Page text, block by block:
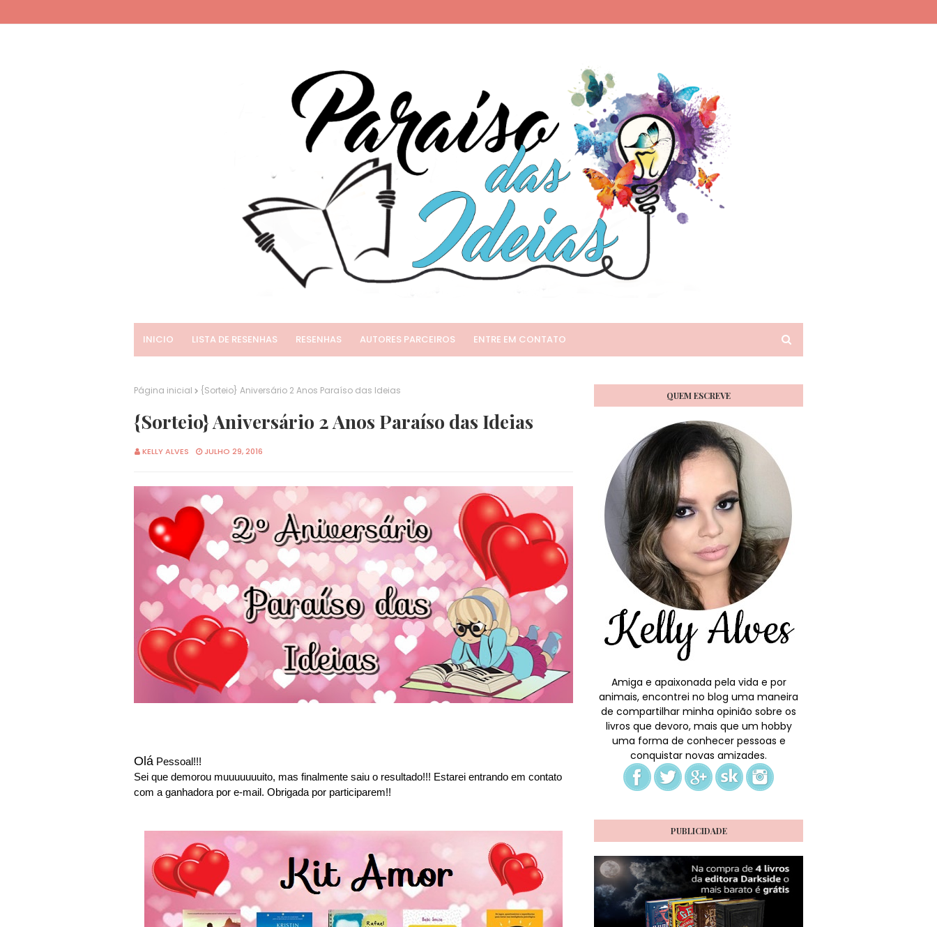
INICIO LISTA DE RESENHAS RESENHAS AUTORES PARCEIROS ENTRE EM CONTATO
Página inicial {Sorteio} Aniversário 2 Anos Paraíso das Ideias
{Sorteio} Aniversário 2 Anos Paraíso das Ideias
KELLY ALVES JULHO 29, 2016
Olá Pessoal!!!
Sei que demorou muuuuuuuito, mas finalmente saiu o resultado!!! Estarei entrando em contato
com a ganhadora por e-mail. Obrigada por participarem!!
QUEM ESCREVE
Amiga e apaixonada pela vida e por
animais, encontrei no blog uma maneira
de compartilhar minha opinião sobre os
livros que devoro, mais que um hobby
uma forma de conhecer pessoas e
conquistar novas amizades.
PUBLICIDADE